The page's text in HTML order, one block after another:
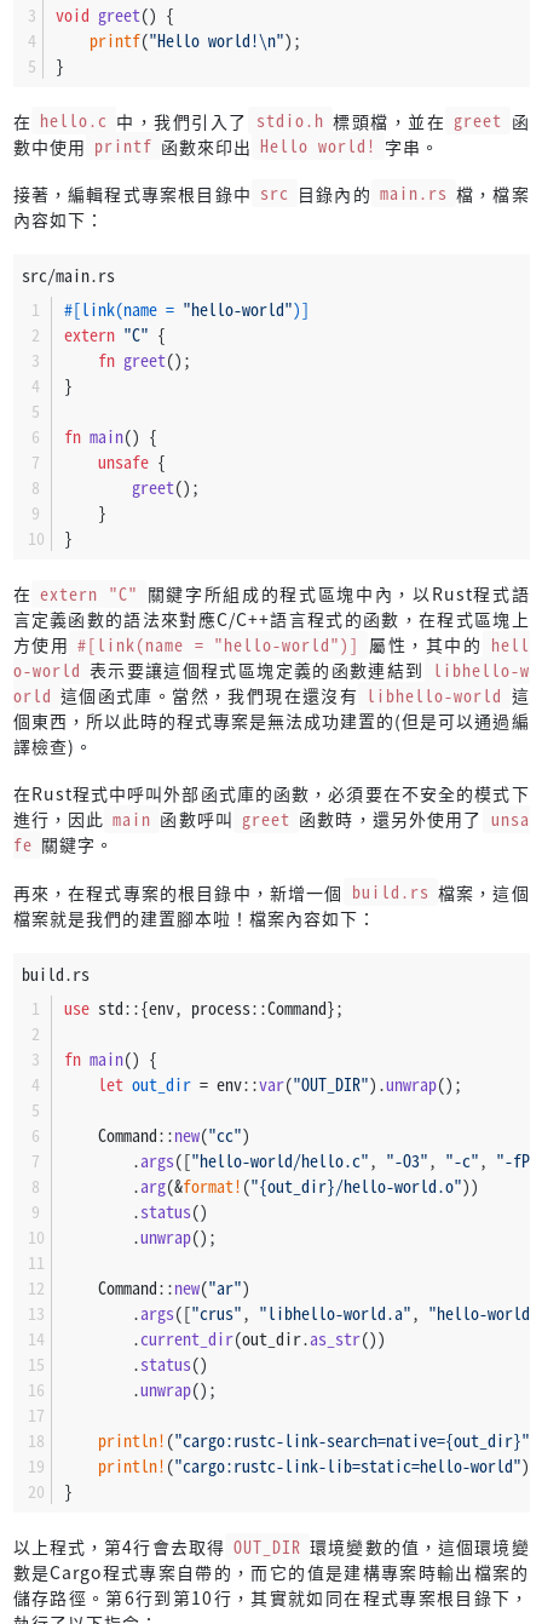
void greet() {
printf("Hello world!\n");
}
在 hello.c 中，我們引入了 stdio.h 標頭檔，並在 greet 函
數中使用 printf 函數來印出 Hello world! 字串。
接著，編輯程式專案根目錄中 src 目錄內的 main.rs 檔，檔案
內容如下：
src/main.rs
#[link(name = "hello-world")]
extern "C" {
fn greet();
}
fn main() {
unsafe {
greet();
    }
}
在 extern "C" 關鍵字所組成的程式區塊中內，以Rust程式語
言定義函數的語法來對應C/C++語言程式的函數，在程式區塊上
方使用 #[link(name = "hello-world")] 屬性，其中的 hell
o-world 表示要讓這個程式區塊定義的函數連結到 libhello-w
orld 這個函式庫。當然，我們現在還沒有 libhello-world 這
個東西，所以此時的程式專案是無法成功建置的(但是可以通過編
譯檢查)。
在Rust程式中呼叫外部函式庫的函數，必須要在不安全的模式下
進行，因此 main 函數呼叫 greet 函數時，還另外使用了 unsa
fe 關鍵字。
再來，在程式專案的根目錄中，新增一個 build.rs 檔案，這個
檔案就是我們的建置腳本啦！檔案內容如下：
build.rs
use std::{env, process::Command};
fn main() {
let out_dir = env::var("OUT_DIR").unwrap();
    Command::
new("cc")
        .
args(["hello-world/hello.c", "-O3", "-c", "-
        .
arg(&format! ("{out_dir}/hello-world.o"))
        .
status()
        .
unwrap();
    Command::
new("ar")
        .
args(["crus", "libhello-world.a", "hello-
        .
current_dir(out_dir.as_str())
        .
status()
        .
unwrap();
println! ("cargo:rustc-link-search=native={out_dir}"
println! ("cargo:rustc-link-lib=static=hello-world");
}
以上程式，第4行會去取得 OUT_DIR 環境變數的值，這個環境變
數是Cargo程式專案自帶的，而它的值是建構專案時輸出檔案的
儲存路徑。第6行到第10行，其實就如同在程式專案根目錄下，